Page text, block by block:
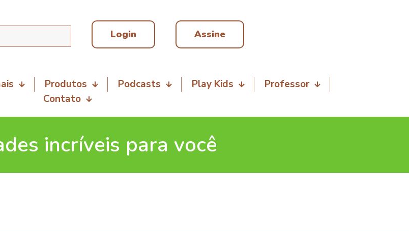
Login Assine
Produtos Podcasts Play Kids
Professor
Contato
incríveis para você